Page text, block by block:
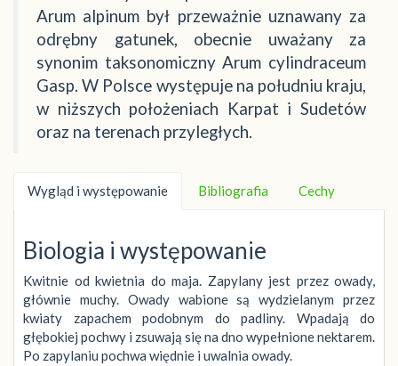
Arum alpinum był przeważnie uznawany za
odrębny gatunek, obecnie uważany za
synonim taksonomiczny Arum cylindraceum
Gasp. W Polsce występuje na południu kraju,
w niższych położeniach Karpat i Sudetów
oraz na terenach przyległych.
Wygląd i występowanie Bibliografia Cechy
Biologia i występowanie
Kwitnie od kwietnia do maja. Zapylany jest przez owady,
głównie muchy. Owady wabione są wydzielanym przez
kwiaty zapachem podobnym do padliny. Wpadają do
głębokiej pochwy i zsuwają się na dno wypełnione nektarem.
Po zapylaniu pochwa więdnie i uwalnia owady.